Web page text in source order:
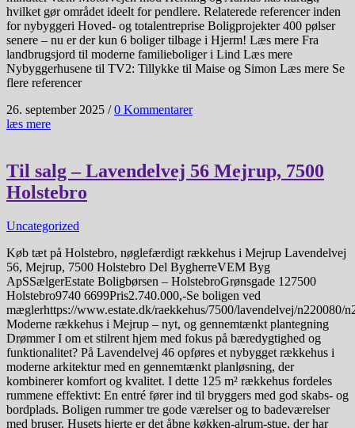
hvilket gør området ideelt for pendlere. Relaterede referencer inden
for nybyggeri Hoved- og totalentreprise Boligprojekter 400 pølser
senere – nu er der kun 6 boliger tilbage i Hjerm! Læs mere Fra
landbrugsjord til moderne familieboliger i Lind Læs mere
Nybyggerhusene til TV2: Tillykke til Maise og Simon Læs mere Se
flere referencer
26. september 2025 / 0 Kommentarer
læs mere
Til salg – Lavendelvej 56 Mejrup, 7500
Holstebro
Uncategorized
Køb tæt på Holstebro, nøglefærdigt rækkehus i Mejrup Lavendelvej
56, Mejrup, 7500 Holstebro Del BygherreVEM Byg
ApSSælgerEstate Boligbørsen – HolstebroGrønsgade 127500
Holstebro9740 6699Pris2.740.000,-Se boligen ved
mæglerhttps://www.estate.dk/raekkehus/7500/lavendelvej/n220080/
Moderne rækkehus i Mejrup – nyt, og gennemtænkt plantegning
Drømmer I om et stilrent hjem med fokus på bæredygtighed og
funktionalitet? På Lavendelvej 46 opføres et nybygget rækkehus i
moderne arkitektur med en gennemtænkt planløsning, der
kombinerer komfort og kvalitet. I dette 125 m² rækkehus fordeles
rummene effektivt: En entré fører ind til bryggers med god skabs- og
bordplads. Boligen rummer tre gode værelser og to badeværelser
med bruser. Husets hjerte er det åbne køkken-alrum-stue, der har